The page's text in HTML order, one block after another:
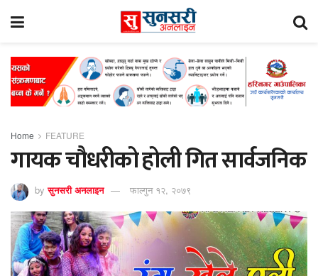
Home FEATURE
गायक चौधरीको होली गित सार्वजनिक
by सुनसरी अनलाइन फाल्गुन १२, २०७९